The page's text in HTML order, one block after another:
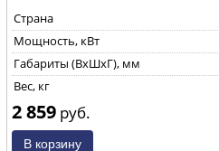
Страна
Мощность, кВт
Габариты (ВхШхГ), мм
Вес, кг
2 859 руб.